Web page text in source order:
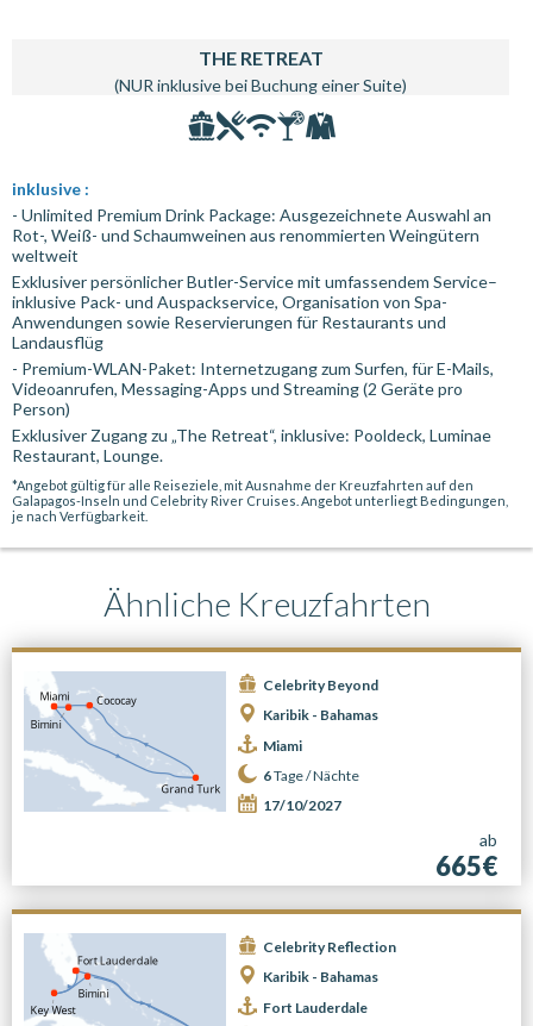
THE RETREAT
(NUR inklusive bei Buchung einer Suite)
inklusive :
- Unlimited Premium Drink Package: Ausgezeichnete Auswahl an
Rot-, Weiß- und Schaumweinen aus renommierten Weingütern
weltweit
Exklusiver persönlicher Butler-Service mit umfassendem Service–
inklusive Pack- und Auspackservice, Organisation von Spa-
Anwendungen sowie Reservierungen für Restaurants und
Landausflüg
- Premium-WLAN-Paket: Internetzugang zum Surfen, für E-Mails,
Videoanrufen, Messaging-Apps und Streaming (2 Geräte pro
Person)
Exklusiver Zugang zu „The Retreat“, inklusive: Pooldeck, Luminae
Restaurant, Lounge.
*Angebot gültig für alle Reiseziele, mit Ausnahme der Kreuzfahrten auf den
Galapagos-Inseln und Celebrity River Cruises. Angebot unterliegt Bedingungen,
je nach Verfügbarkeit.
Ähnliche Kreuzfahrten
Celebrity Beyond
Karibik - Bahamas
Miami
6Tage /Nächte
17/10/2027
ab
665€
Celebrity Reflection
Karibik - Bahamas
Fort Lauderdale